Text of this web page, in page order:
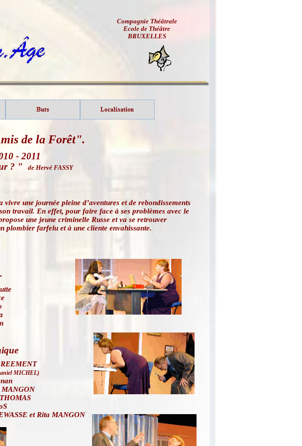
MICHEL)
MANGON
et Rita MANGON
une journée pleine d’aventures et de rebondissements
travail. En effet, pour faire face à ses problèmes avec le
une jeune criminelle Russe et va se retrouver
plombier farfelu et à une cliente envahissante.
- 2011
? "
de Hervé FASSY
de la Forêt".
Compagnie Théâtrale
Ecole de Théâtre
BRUXELLES